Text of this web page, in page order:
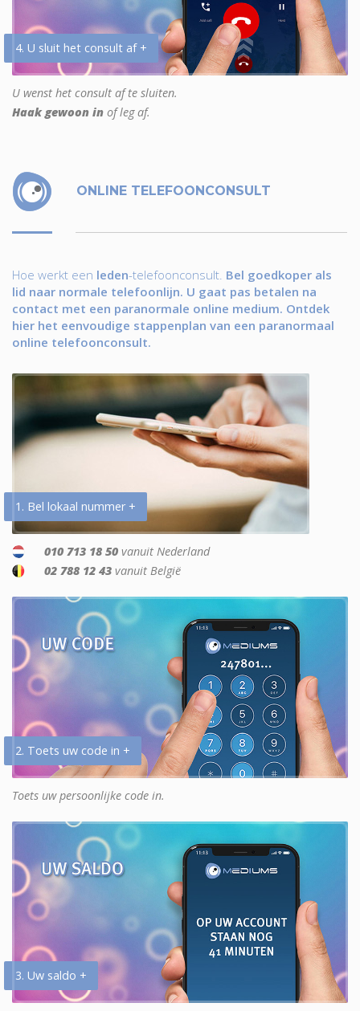
4. U sluit het consult af +
U wenst het consult af te sluiten.
Haak gewoon in of leg af.
ONLINE TELEFOONCONSULT
Hoe werkt een leden-telefoonconsult. Bel goedkoper als
lid naar normale telefoonlijn. U gaat pas betalen na
contact met een paranormale online medium. Ontdek
hier het eenvoudige stappenplan van een paranormaal
online telefoonconsult.
1. Bel lokaal nummer +
010 713 18 50 vanuit Nederland
02 788 12 43 vanuit België
2. Toets uw code in +
Toets uw persoonlijke code in.
3. Uw saldo +